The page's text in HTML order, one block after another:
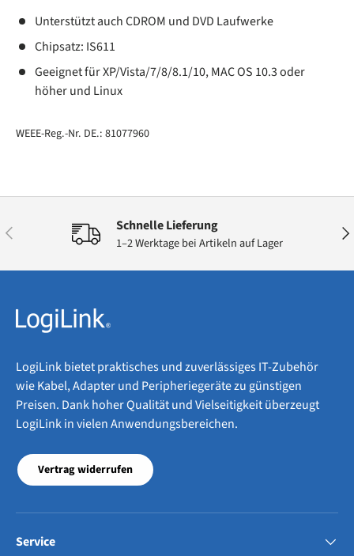
Unterstützt auch CDROM und DVD Laufwerke
Chipsatz: IS611
Geeignet für XP/Vista/7/8/8.1/10, MAC OS 10.3 oder
höher und Linux
WEEE-Reg.-Nr. DE.: 81077960
Vorherige Schnelle Lieferung
1–2 Werktage bei Artikeln auf Lager
LogiLink bietet praktisches und zuverlässiges IT-Zubehör
wie Kabel, Adapter und Peripheriegeräte zu günstigen
Preisen. Dank hoher Qualität und Vielseitigkeit überzeugt
LogiLink in vielen Anwendungsbereichen.
Vertrag widerrufen
Service